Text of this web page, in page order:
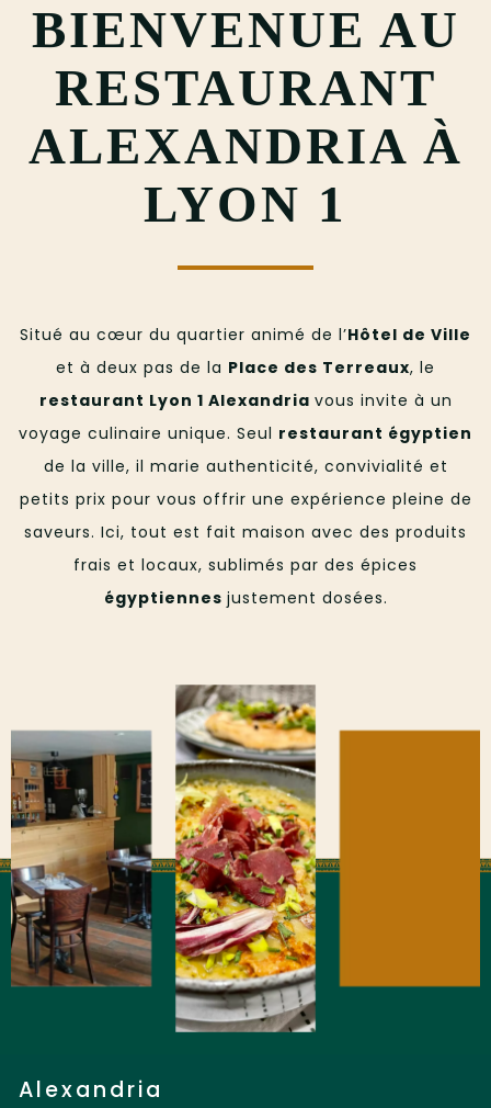
BIENVENUE AU
RESTAURANT
ALEXANDRIA À
LYON 1
Situé au cœur du quartier animé de l’Hôtel de Ville
et à deux pas de la Place des Terreaux, le
restaurant Lyon 1 Alexandria vous invite à un
voyage culinaire unique. Seul restaurant égyptien
de la ville, il marie authenticité, convivialité et
petits prix pour vous offrir une expérience pleine de
saveurs. Ici, tout est fait maison avec des produits
frais et locaux, sublimés par des épices
égyptiennes justement dosées.
Alexandria